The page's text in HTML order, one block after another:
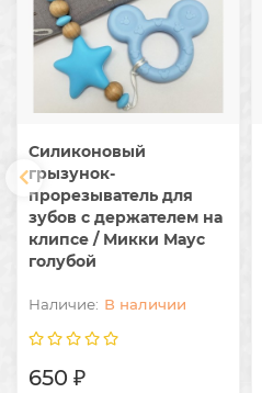
Силиконовый
грызунок-
прорезыватель для
зубов с держателем на
клипсе / Микки Маус
голубой
В наличии
650 ₽